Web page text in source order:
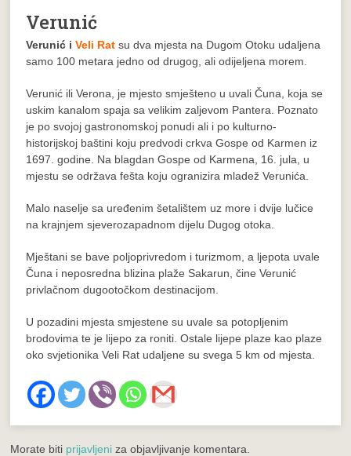
Verunić
Verunić iVeli Rat su dva mjesta na Dugom Otoku udaljena
samo 100 metara jedno od drugog, ali odijeljena morem.
Verunić ili Verona, je mjesto smješteno u uvali Čuna, koja se
uskim kanalom spaja sa velikim zaljevom Pantera. Poznato
je po svojoj gastronomskoj ponudi ali i po kulturno-
historijskoj baštini koju predvodi crkva Gospe od Karmen iz
1697. godine. Na blagdan Gospe od Karmena, 16. jula, u
mjestu se održava fešta koju ogranizira mladež Verunića.
Malo naselje sa uređenim šetalištem uz more i dvije lučice
na krajnjem sjeverozapadnom dijelu Dugog otoka.
Mještani se bave poljoprivredom i turizmom, a ljepota uvale
Čuna i neposredna blizina plaže Sakarun, čine Verunić
privlačnom dugootočkom destinacijom.
U pozadini mjesta smjestene su uvale sa potopljenim
brodovima te je lijepo za roniti. Ostale lijepe plaze kao plaze
oko svjetionika Veli Rat udaljene su svega 5 km od mjesta.
Morate biti prijavljeni za objavljivanje komentara.